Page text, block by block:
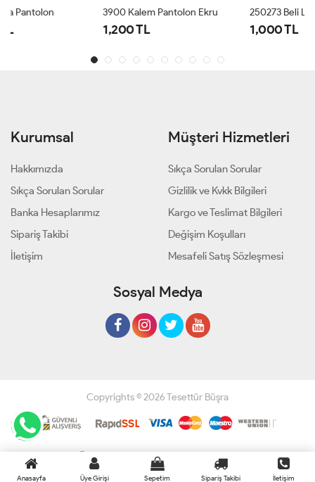
3900 Kalem Pantolon Ekru 250273 Beli Lastikli Salaş Pantolon Siyah
Kurumsal
Hakkımızda
Sıkça Sorulan Sorular
Banka Hesaplarımız
Sipariş Takibi
İletişim
Müşteri Hizmetleri
Sıkça Sorulan Sorular
Gizlilik ve Kvkk Bilgileri
Kargo ve Teslimat Bilgileri
Değişim Koşulları
Mesafeli Satış Sözleşmesi
Sosyal Medya
Copyrights © 2026 Tesettür Büşra
Geliştir - powered by innovation
Anasayfa Üye Girişi Sepetim Sipariş Takibi İletişim